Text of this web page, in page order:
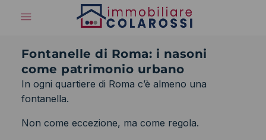
Fontanelle di Roma: i nasoni
come patrimonio urbano
In ogni quartiere di Roma c’è almeno una
fontanella.
Non come eccezione, ma come regola.